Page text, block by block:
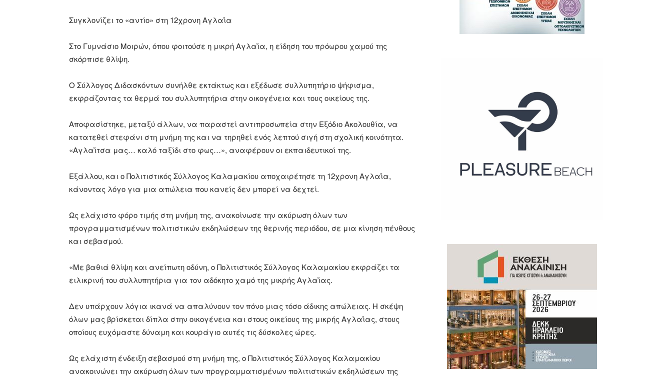
Συγκλονίζει το «αντίο» στη 12χρονη Αγλαΐα
Στο Γυμνάσιο Μοιρών, όπου φοιτούσε η μικρή Αγλαΐα, η είδηση του πρόωρου χαμού της
σκόρπισε θλίψη.
Ο Σύλλογος Διδασκόντων συνήλθε εκτάκτως και εξέδωσε συλλυπητήριο ψήφισμα,
εκφράζοντας τα θερμά του συλλυπητήρια στην οικογένεια και τους οικείους της.
Αποφασίστηκε, μεταξύ άλλων, να παραστεί αντιπροσωπεία στην Εξόδιο Ακολουθία, να
κατατεθεί στεφάνι στη μνήμη της και να τηρηθεί ενός λεπτού σιγή στη σχολική κοινότητα.
«Αγλαΐτσα μας… καλό ταξίδι στο φως…», αναφέρουν οι εκπαιδευτικοί της.
Εξάλλου, και ο Πολιτιστικός Σύλλογος Καλαμακίου αποχαιρέτησε τη 12χρονη Αγλαΐα,
κάνοντας λόγο για μια απώλεια που κανείς δεν μπορεί να δεχτεί.
Ως ελάχιστο φόρο τιμής στη μνήμη της, ανακοίνωσε την ακύρωση όλων των
προγραμματισμένων πολιτιστικών εκδηλώσεων της θερινής περιόδου, σε μια κίνηση πένθους
και σεβασμού.
«Με βαθιά θλίψη και ανείπωτη οδύνη, ο Πολιτιστικός Σύλλογος Καλαμακίου εκφράζει τα
ειλικρινή του συλλυπητήρια για τον αδόκητο χαμό της μικρής Αγλαΐας.
Δεν υπάρχουν λόγια ικανά να απαλύνουν τον πόνο μιας τόσο άδικης απώλειας. Η σκέψη
όλων μας βρίσκεται δίπλα στην οικογένεια και στους οικείους της μικρής Αγλαΐας, στους
οποίους ευχόμαστε δύναμη και κουράγιο αυτές τις δύσκολες ώρες.
Ως ελάχιστη ένδειξη σεβασμού στη μνήμη της, ο Πολιτιστικός Σύλλογος Καλαμακίου
ανακοινώνει την ακύρωση όλων των προγραμματισμένων πολιτιστικών εκδηλώσεων της